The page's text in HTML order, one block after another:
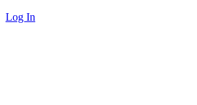
Log In